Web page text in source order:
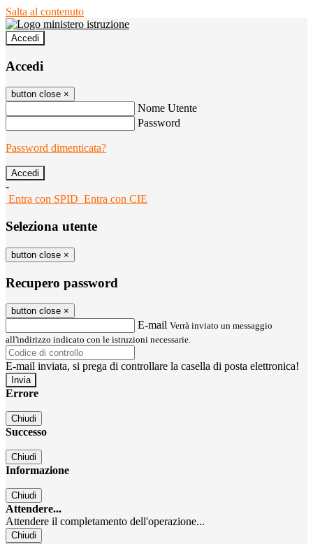
Salta al contenuto
Accedi
Accedi
button close ×
Nome Utente
Password
Password dimenticata?
-
Entra con SPID Entra con CIE
Seleziona utente
button close ×
Recupero password
button close ×
E-mail Verrà inviato un messaggio
all'indirizzo indicato con le istruzioni necessarie.
E-mail inviata, si prega di controllare la casella di posta elettronica!
Errore
Chiudi
Successo
Chiudi
Informazione
Chiudi
Attendere...
Attendere il completamento dell'operazione...
Chiudi